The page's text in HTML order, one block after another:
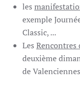
les
exemple
Classic, ...
Les Rencontres
deuxième
de